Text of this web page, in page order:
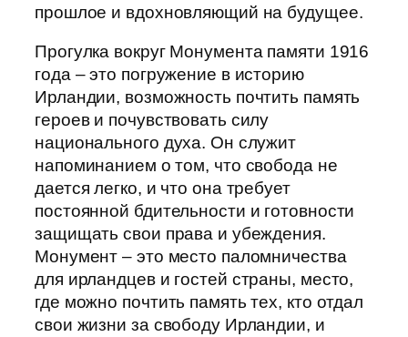
прошлое и вдохновляющий на будущее.
Прогулка вокруг Монумента памяти 1916
года – это погружение в историю
Ирландии, возможность почтить память
героев и почувствовать силу
национального духа. Он служит
напоминанием о том, что свобода не
дается легко, и что она требует
постоянной бдительности и готовности
защищать свои права и убеждения.
Монумент – это место паломничества
для ирландцев и гостей страны, место,
где можно почтить память тех, кто отдал
свои жизни за свободу Ирландии, и